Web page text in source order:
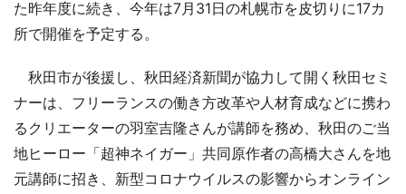
た昨年度に続き、今年は7月31日の札幌市を皮切りに17カ
所で開催を予定する。
秋田市が後援し、秋田経済新聞が協力して開く秋田セミ
ナーは、フリーランスの働き方改革や人材育成などに携わ
るクリエーターの羽室吉隆さんが講師を務め、秋田のご当
地ヒーロー「超神ネイガー」共同原作者の高橋大さんを地
元講師に招き、新型コロナウイルスの影響からオンライン